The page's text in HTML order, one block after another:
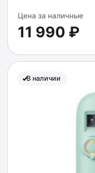
Цена за наличные
11 990 ₽
В наличии